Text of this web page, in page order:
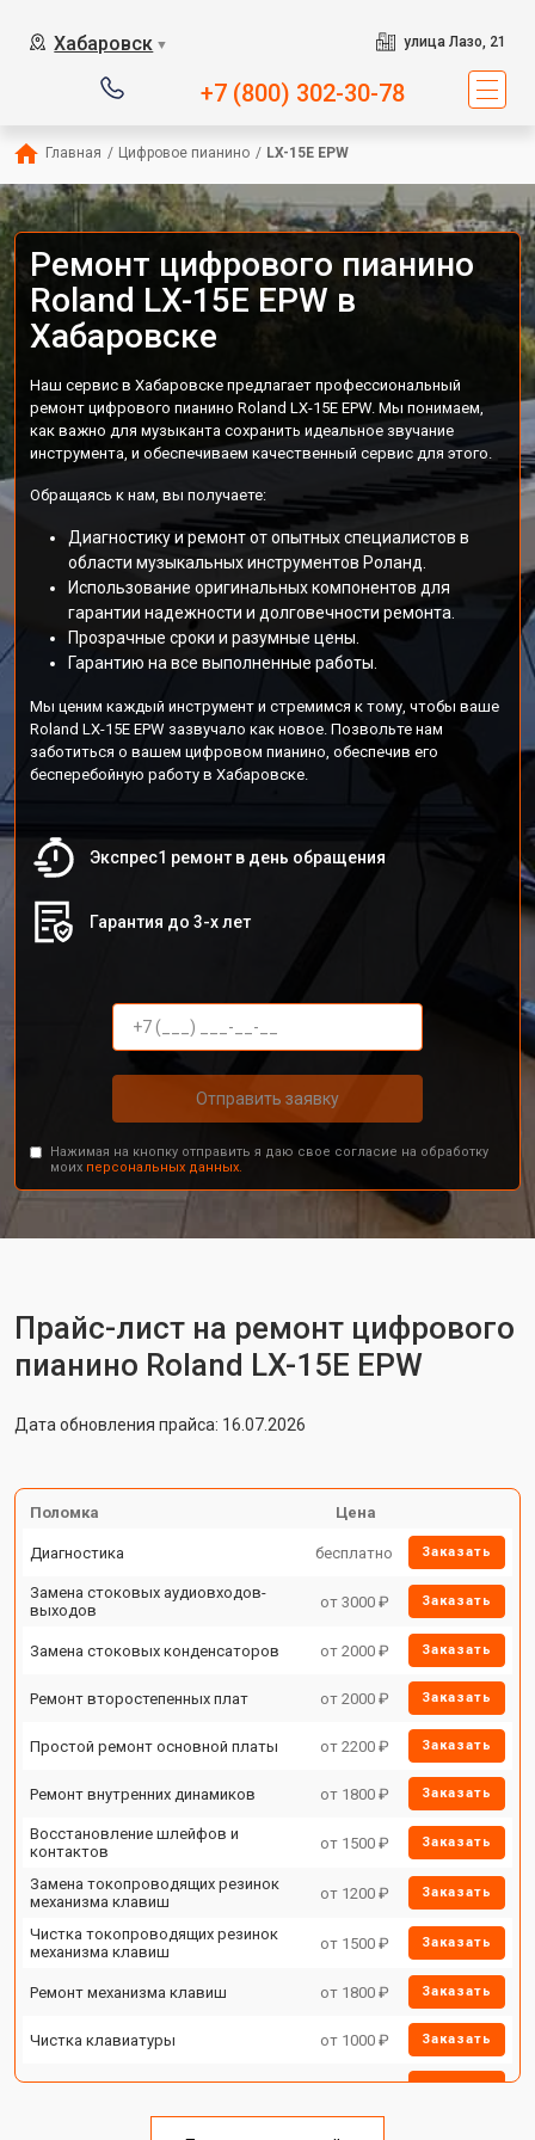
Хабаровск ▼ улица Лазо, 21
+7 (800) 302-30-78
Главная / Цифровое пианино / LX-15E EPW
Ремонт цифрового пианино
Roland LX-15E EPW в
Хабаровске
Наш сервис в Хабаровске предлагает профессиональный
ремонт цифрового пианино Roland LX-15E EPW. Мы понимаем,
как важно для музыканта сохранить идеальное звучание
инструмента, и обеспечиваем качественный сервис для этого.
Обращаясь к нам, вы получаете:
Диагностику и ремонт от опытных специалистов в
области музыкальных инструментов Роланд.
Использование оригинальных компонентов для
гарантии надежности и долговечности ремонта.
Прозрачные сроки и разумные цены.
Гарантию на все выполненные работы.
Мы ценим каждый инструмент и стремимся к тому, чтобы ваше
Roland LX-15E EPW зазвучало как новое. Позвольте нам
заботиться о вашем цифровом пианино, обеспечив его
бесперебойную работу в Хабаровске.
Экспрес1 ремонт в день обращения
Гарантия до 3-х лет
Отправить заявку
Нажимая на кнопку отправить я даю свое согласие на обработку
моих персональных данных.
Прайс-лист на ремонт цифрового
пианино Roland LX-15E EPW
Дата обновления прайса: 16.07.2026
Поломка Цена
Диагностика бесплатно Заказать
Замена стоковых аудиовходов-
выходов
от 3000 ₽ Заказать
Замена стоковых конденсаторов от 2000 ₽ Заказать
Ремонт второстепенных плат от 2000 ₽ Заказать
Простой ремонт основной платы от 2200 ₽ Заказать
Ремонт внутренних динамиков от 1800 ₽ Заказать
Восстановление шлейфов и
контактов
от 1500 ₽ Заказать
Замена токопроводящих резинок
механизма клавиш
от 1200 ₽ Заказать
Чистка токопроводящих резинок
механизма клавиш
от 1500 ₽ Заказать
Ремонт механизма клавиш от 1800 ₽ Заказать
Чистка клавиатуры от 1000 ₽ Заказать
Ремонт клавиш от 1800 ₽ Заказать
Замена клавиш и уплотнителей от 1200 ₽